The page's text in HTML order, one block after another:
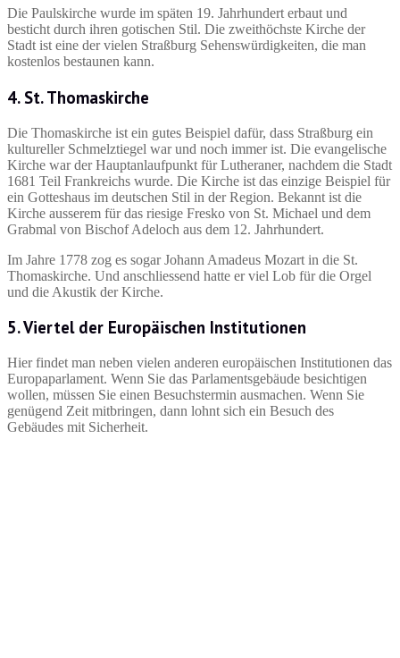
Die Paulskirche wurde im späten 19. Jahrhundert erbaut und
besticht durch ihren gotischen Stil. Die zweithöchste Kirche der
Stadt ist eine der vielen Straßburg Sehenswürdigkeiten, die man
kostenlos bestaunen kann.
4. St. Thomaskirche
Die Thomaskirche ist ein gutes Beispiel dafür, dass Straßburg ein
kultureller Schmelztiegel war und noch immer ist. Die evangelische
Kirche war der Hauptanlaufpunkt für Lutheraner, nachdem die Stadt
1681 Teil Frankreichs wurde. Die Kirche ist das einzige Beispiel für
ein Gotteshaus im deutschen Stil in der Region. Bekannt ist die
Kirche ausserem für das riesige Fresko von St. Michael und dem
Grabmal von Bischof Adeloch aus dem 12. Jahrhundert.
Im Jahre 1778 zog es sogar Johann Amadeus Mozart in die St.
Thomaskirche. Und anschliessend hatte er viel Lob für die Orgel
und die Akustik der Kirche.
5. Viertel der Europäischen Institutionen
Hier findet man neben vielen anderen europäischen Institutionen das
Europaparlament. Wenn Sie das Parlamentsgebäude besichtigen
wollen, müssen Sie einen Besuchstermin ausmachen. Wenn Sie
genügend Zeit mitbringen, dann lohnt sich ein Besuch des
Gebäudes mit Sicherheit.